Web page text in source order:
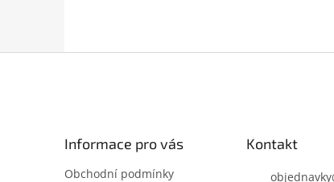
Informace pro vás
Obchodní podmínky
Kontakt
objednavky